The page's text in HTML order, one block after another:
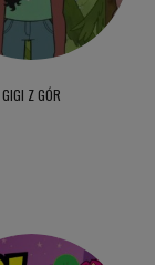
GIGI Z GÓR